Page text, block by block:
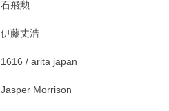
石飛勲
伊藤丈浩
1616 / arita japan
Jasper Morrison